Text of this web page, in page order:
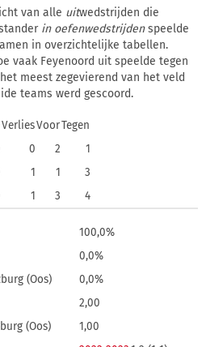
van alle uitwedstrijden die
in oefenwedstrijdenspeelde
in overzichtelijke tabellen.
vaak Feyenoord uit speelde tegen
meest zegevierend van het veld
teams werd gescoord.
VerliesVoorTegen
0 2
1
1 1
3
1 3 4
100,0%
0,0%
(Oos)
0,0%
2,00
(Oos)
1,00